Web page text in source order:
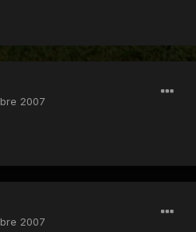
2007
2007